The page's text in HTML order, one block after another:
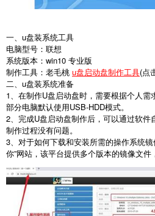
一、u盘装系统工具
电脑型号：联想
系统版本：win10 专业版
制作工具：老毛桃 u盘启动盘制作工具(点
二、u盘装系统准备
1、在制作U盘启动盘时，需要根据个人
部分电脑默认使用USB-HDD模式。
2、完成U盘启动盘制作后，可以通过软
制作过程没有问题。
3、对于如何下载和安装所需的操作系统
你”网站，该平台提供多个版本的镜像文件